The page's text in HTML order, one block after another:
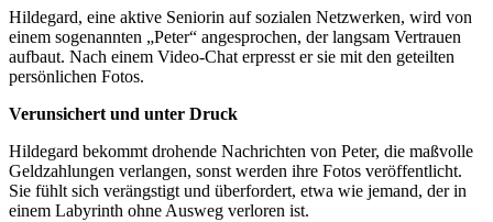
Hildegard, eine aktive Seniorin auf sozialen Netzwerken, wird von
einem sogenannten „Peter“ angesprochen, der langsam Vertrauen
aufbaut. Nach einem Video-Chat erpresst er sie mit den geteilten
persönlichen Fotos.
Verunsichert und unter Druck
Hildegard bekommt drohende Nachrichten von Peter, die maßvolle
Geldzahlungen verlangen, sonst werden ihre Fotos veröffentlicht.
Sie fühlt sich verängstigt und überfordert, etwa wie jemand, der in
einem Labyrinth ohne Ausweg verloren ist.